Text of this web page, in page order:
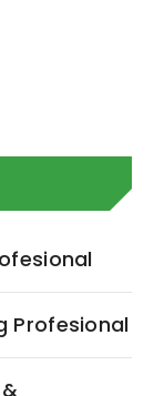
Profesional